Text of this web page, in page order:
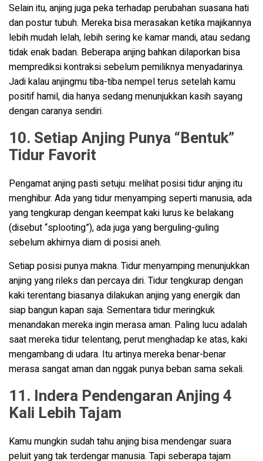
Selain itu, anjing juga peka terhadap perubahan suasana hati
dan postur tubuh. Mereka bisa merasakan ketika majikannya
lebih mudah lelah, lebih sering ke kamar mandi, atau sedang
tidak enak badan. Beberapa anjing bahkan dilaporkan bisa
memprediksi kontraksi sebelum pemiliknya menyadarinya.
Jadi kalau anjingmu tiba-tiba nempel terus setelah kamu
positif hamil, dia hanya sedang menunjukkan kasih sayang
dengan caranya sendiri.
10. Setiap Anjing Punya “Bentuk”
Tidur Favorit
Pengamat anjing pasti setuju: melihat posisi tidur anjing itu
menghibur. Ada yang tidur menyamping seperti manusia, ada
yang tengkurap dengan keempat kaki lurus ke belakang
(disebut “splooting”), ada juga yang berguling-guling
sebelum akhirnya diam di posisi aneh.
Setiap posisi punya makna. Tidur menyamping menunjukkan
anjing yang rileks dan percaya diri. Tidur tengkurap dengan
kaki terentang biasanya dilakukan anjing yang energik dan
siap bangun kapan saja. Sementara tidur meringkuk
menandakan mereka ingin merasa aman. Paling lucu adalah
saat mereka tidur telentang, perut menghadap ke atas, kaki
mengambang di udara. Itu artinya mereka benar-benar
merasa sangat aman dan nggak punya beban sama sekali.
11. Indera Pendengaran Anjing 4
Kali Lebih Tajam
Kamu mungkin sudah tahu anjing bisa mendengar suara
peluit yang tak terdengar manusia. Tapi seberapa tajam